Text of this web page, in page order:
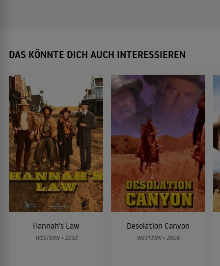
DAS KÖNNTE DICH AUCH INTERESSIEREN
Hannah's Law
WESTERN • 2012
Desolation Canyon
WESTERN • 2006